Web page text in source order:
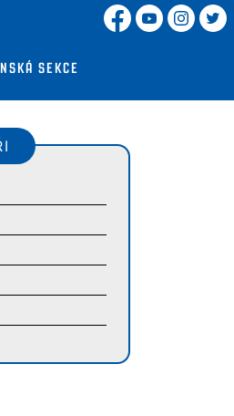
SEKCE